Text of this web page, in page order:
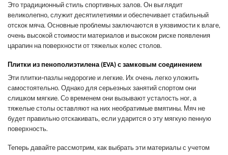
Это традиционный стиль спортивных залов. Он выглядит
великолепно, служит десятилетиями и обеспечивает стабильный
отскок мяча. Основные проблемы заключаются в уязвимости к влаге,
очень высокой стоимости материалов и высоком риске появления
царапин на поверхности от тяжелых колес столов.
Плитки из пенополиэтилена (EVA) с замковым соединением
Эти плитки-пазлы недорогие и легкие. Их очень легко уложить
самостоятельно. Однако для серьезных занятий спортом они
слишком мягкие. Со временем они вызывают усталость ног, а
тяжелые столы оставляют на них необратимые вмятины. Мяч не
будет правильно отскакивать, если ударится о эту мягкую пенную
поверхность.
Теперь давайте рассмотрим, как выбрать эти материалы с учетом